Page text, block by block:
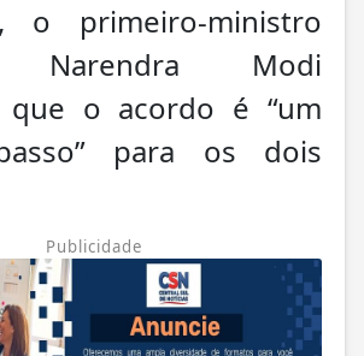
o primeiro-ministro
Narendra Modi
que o acordo é “um
para os dois
Publicidade